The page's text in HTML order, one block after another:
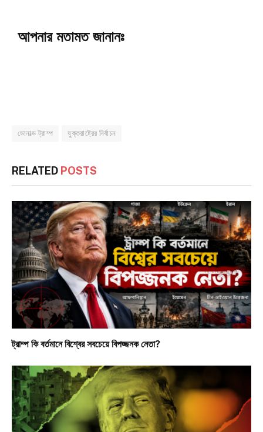
আপনার মতামত জানানঃ
ডোনাল্ড ট্রাম্প যুক্তরাষ্ট্রের নির্বাচন
RELATED POSTS
ট্রাম্প কি বর্তমানে বিশ্বের সবচেয়ে বিপজ্জনক নেতা?